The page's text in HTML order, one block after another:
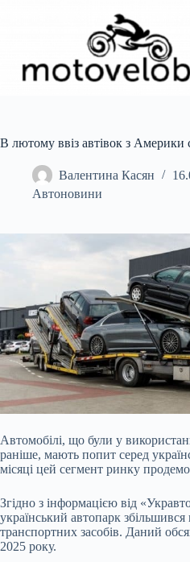
В лютому ввіз автівок з Америки
Валентина Касян
Автоновини
Автомобілі, що були у
раніше, мають попит серед
місяці цей сегмент ринку
Згідно з інформацією від
український автопарк
транспортних засобів. Даний
2025 року.